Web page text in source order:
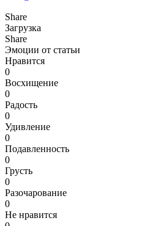
Share
Загрузка
Share
Эмоции от статьи
Нравится
0
Восхищение
0
Радость
0
Удивление
0
Подавленность
0
Грусть
0
Разочарование
0
Не нравится